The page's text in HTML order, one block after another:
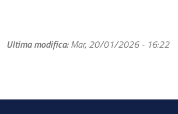
Ultima modifica Mar, 20/01/2026 - 16:22